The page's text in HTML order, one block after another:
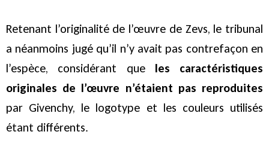
Retenant l’originalité de l’œuvre de Zevs, le tribunal
a néanmoins jugé qu’il n’y avait pas contrefaçon en
l’espèce, considérant que les caractéristiques
originales de l’œuvre n’étaient pas reproduites
par Givenchy, le logotype et les couleurs utilisés
étant différents.